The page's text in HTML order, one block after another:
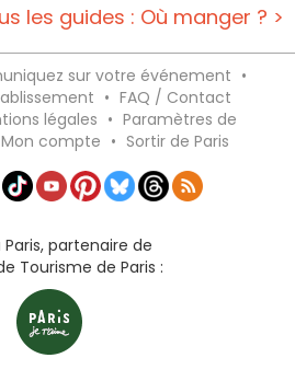
les guides : Où manger ? >
sur votre événement •
• FAQ / Contact
légales • Paramètres de
Mon compte • Sortir de Paris
Paris, partenaire de
Tourisme de Paris :